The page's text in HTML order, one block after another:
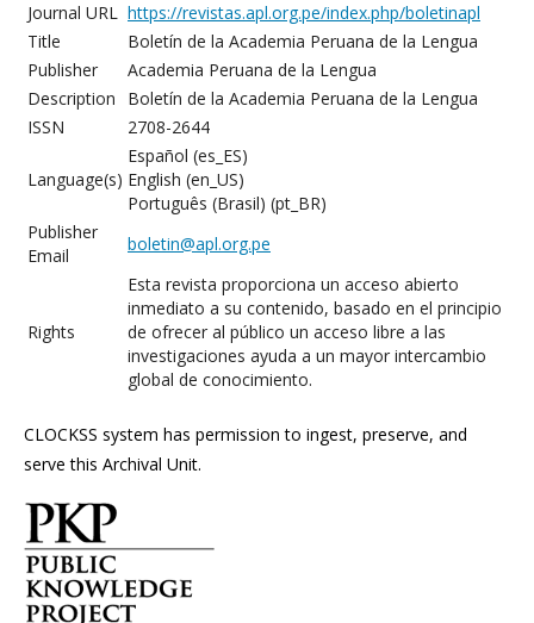
Journal URL https://revistas.apl.org.pe/index.php/boletinapl
Title
Boletín de la Academia Peruana de la Lengua
Publisher
Academia Peruana de la Lengua
Description
Boletín de la Academia Peruana de la Lengua
ISSN
2708-2644
Language(s)
Español (es_ES)
English (en_US)
Português (Brasil) (pt_BR)
Publisher
Email
boletin@apl.org.pe
Rights
Esta revista proporciona un acceso abierto
inmediato a su contenido, basado en el principio
de ofrecer al público un acceso libre a las
investigaciones ayuda a un mayor intercambio
global de conocimiento.
CLOCKSS system has permission to ingest, preserve, and
serve this Archival Unit.